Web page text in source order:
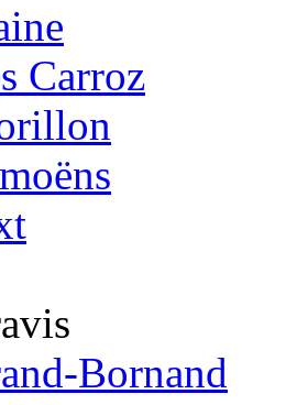
Carroz
Bornand